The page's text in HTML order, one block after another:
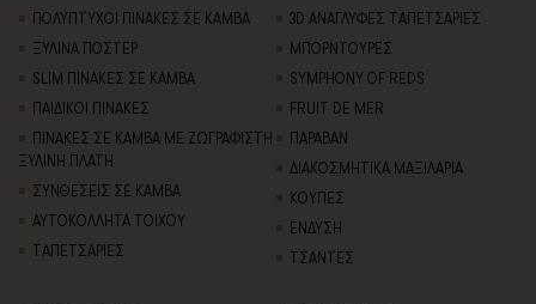
ΠΟΛΥΠΤΥΧΟΙ ΠΙΝΑΚΕΣ ΣΕ ΚΑΜΒΑ
ΞΥΛΙΝΑ ΠΟΣΤΕΡ
SLIM ΠΙΝΑΚΕΣ ΣΕ ΚΑΜΒΑ
ΠΑΙΔΙΚΟΙ ΠΙΝΑΚΕΣ
ΠΙΝΑΚΕΣ ΣΕ ΚΑΜΒΑ ΜΕ ΖΩΓΡΑΦΙΣΤΗ
ΞΥΛΙΝΗ ΠΛΑΤΗ
ΣΥΝΘΕΣΕΙΣ ΣΕ ΚΑΜΒΑ
ΑΥΤΟΚΟΛΛΗΤΑ ΤΟΙΧΟΥ
TΑΠΕΤΣΑΡΙΕΣ
3D AΝΑΓΛΥΦΕΣ TΑΠΕΤΣΑΡΙΕΣ
ΜΠΟΡΝΤΟΥΡΕΣ
SYMPHONY OF REDS
FRUIT DE MER
ΠΑΡΑΒΑΝ
ΔΙΑΚΟΣΜΗΤΙΚΑ ΜΑΞΙΛΑΡΙΑ
ΚΟΥΠΕΣ
ΕΝΔΥΣΗ
ΤΣΑΝΤΕΣ